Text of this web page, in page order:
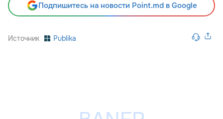
Подпишитесь на новости Point.md в Google
Источник Publika